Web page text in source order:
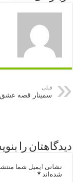
قبلی
سمینار قصه عشق
دیدگاهتان را
نشانی ایمیل شما
شده‌اند*